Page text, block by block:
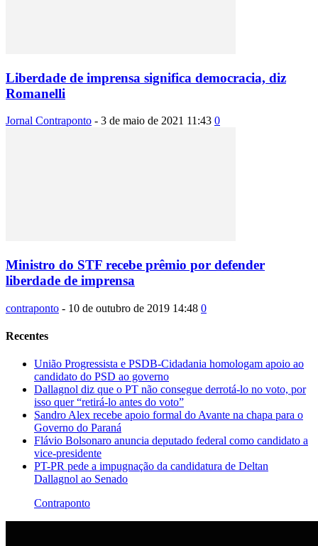
Liberdade de imprensa significa democracia, diz
Romanelli
Jornal Contraponto - 3 de maio de 2021 11:43 0
Ministro do STF recebe prêmio por defender
liberdade de imprensa
contraponto - 10 de outubro de 2019 14:48 0
Recentes
União Progressista e PSDB-Cidadania homologam apoio ao
candidato do PSD ao governo
Dallagnol diz que o PT não consegue derrotá-lo no voto, por
isso quer “retirá-lo antes do voto”
Sandro Alex recebe apoio formal do Avante na chapa para o
Governo do Paraná
Flávio Bolsonaro anuncia deputado federal como candidato a
vice-presidente
PT-PR pede a impugnação da candidatura de Deltan
Dallagnol ao Senado
Contraponto